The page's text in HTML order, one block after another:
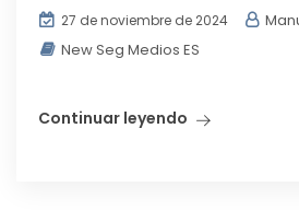
27 de noviembre de 2024
New Seg Medios ES
Continuar leyendo